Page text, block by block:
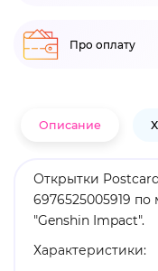
Про оплату
Описание
Открытки
6976525005919
"Genshin Impact".
Характеристики: